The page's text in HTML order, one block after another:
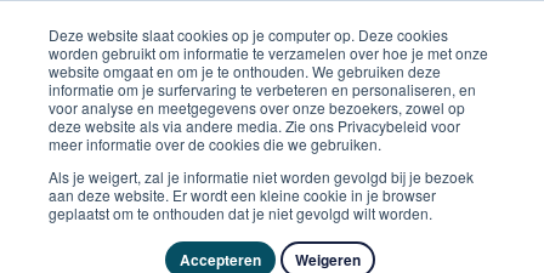
Deze website slaat cookies op je computer op. Deze cookies
worden gebruikt om informatie te verzamelen over hoe je met onze
website omgaat en om je te onthouden. We gebruiken deze
informatie om je surfervaring te verbeteren en personaliseren, en
voor analyse en meetgegevens over onze bezoekers, zowel op
deze website als via andere media. Zie ons Privacybeleid voor
meer informatie over de cookies die we gebruiken.
Als je weigert, zal je informatie niet worden gevolgd bij je bezoek
aan deze website. Er wordt een kleine cookie in je browser
geplaatst om te onthouden dat je niet gevolgd wilt worden.
Accepteren Weigeren